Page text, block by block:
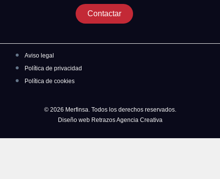
Contactar
Aviso legal
Política de privacidad
Política de cookies
© 2026 Merfinsa. Todos los derechos reservados.
Diseño web Retrazos Agencia Creativa